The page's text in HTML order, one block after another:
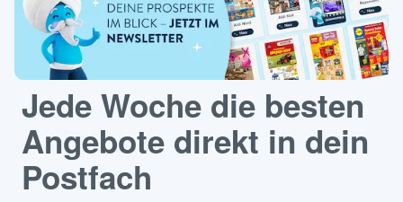
Jede Woche die besten
Angebote direkt in dein
Postfach